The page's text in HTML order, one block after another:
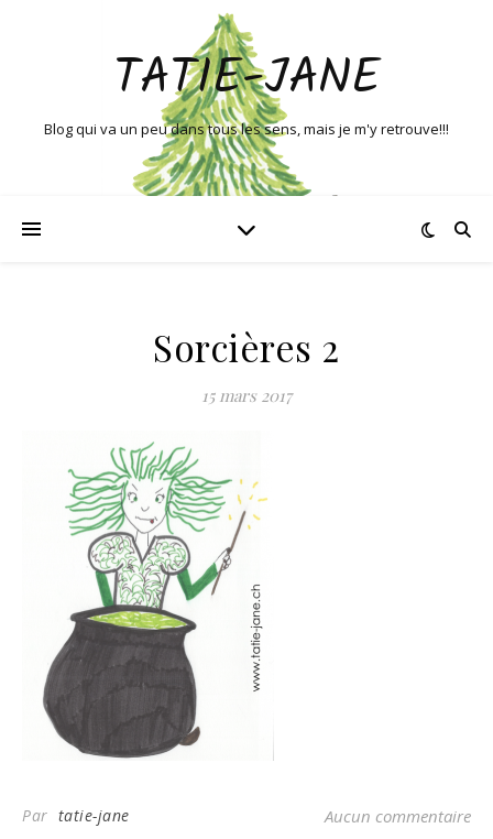
TATIE-JANE
Blog qui va un peu dans tous les sens, mais je m'y retrouve!!!
Sorcières 2
15 mars 2017
Par tatie-jane Aucun commentaire